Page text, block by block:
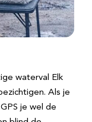
waterval Elk
Als je
je wel de